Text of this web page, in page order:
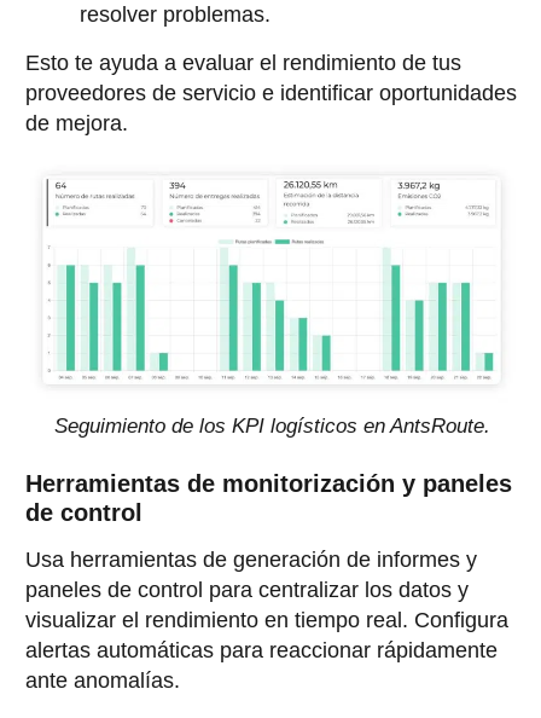
resolver problemas.
Esto te ayuda a evaluar el rendimiento de tus
proveedores de servicio e identificar oportunidades
de mejora.
Seguimiento de los KPI logísticos en AntsRoute.
Herramientas de monitorización y paneles
de control
Usa herramientas de generación de informes y
paneles de control para centralizar los datos y
visualizar el rendimiento en tiempo real. Configura
alertas automáticas para reaccionar rápidamente
ante anomalías.